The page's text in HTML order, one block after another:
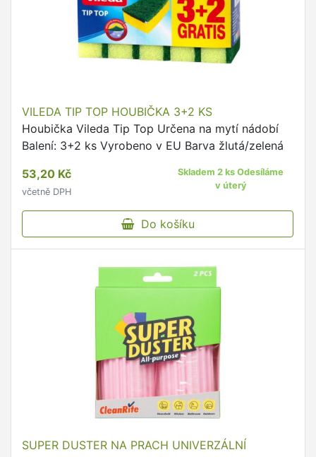
VILEDA TIP TOP HOUBIČKA 3+2 KS
Houbička Vileda Tip Top Určena na mytí nádobí
Balení: 3+2 ks Vyrobeno v EU Barva žlutá/zelená
53,20 Kč
včetně DPH
Skladem 2 ks Odesíláme
v úterý
Do košíku
SUPER DUSTER NA PRACH UNIVERZÁLNÍ